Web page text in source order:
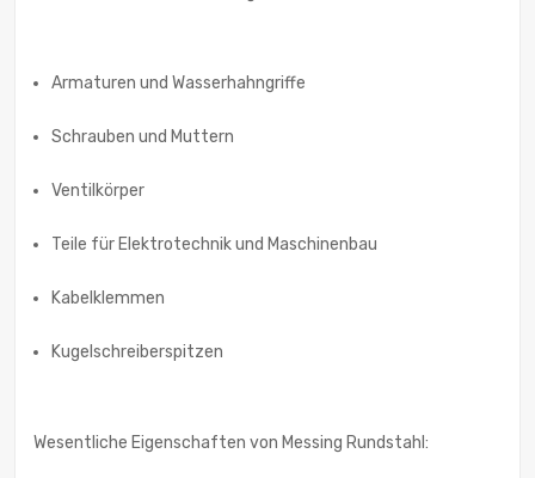
Armaturen und Wasserhahngriffe
Schrauben und Muttern
Ventilkörper
Teile für Elektrotechnik und Maschinenbau
Kabelklemmen
Kugelschreiberspitzen
Wesentliche Eigenschaften von Messing Rundstahl: